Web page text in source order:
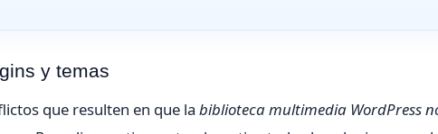
y temas
que resulten en que la biblioteca multimedia WordPress